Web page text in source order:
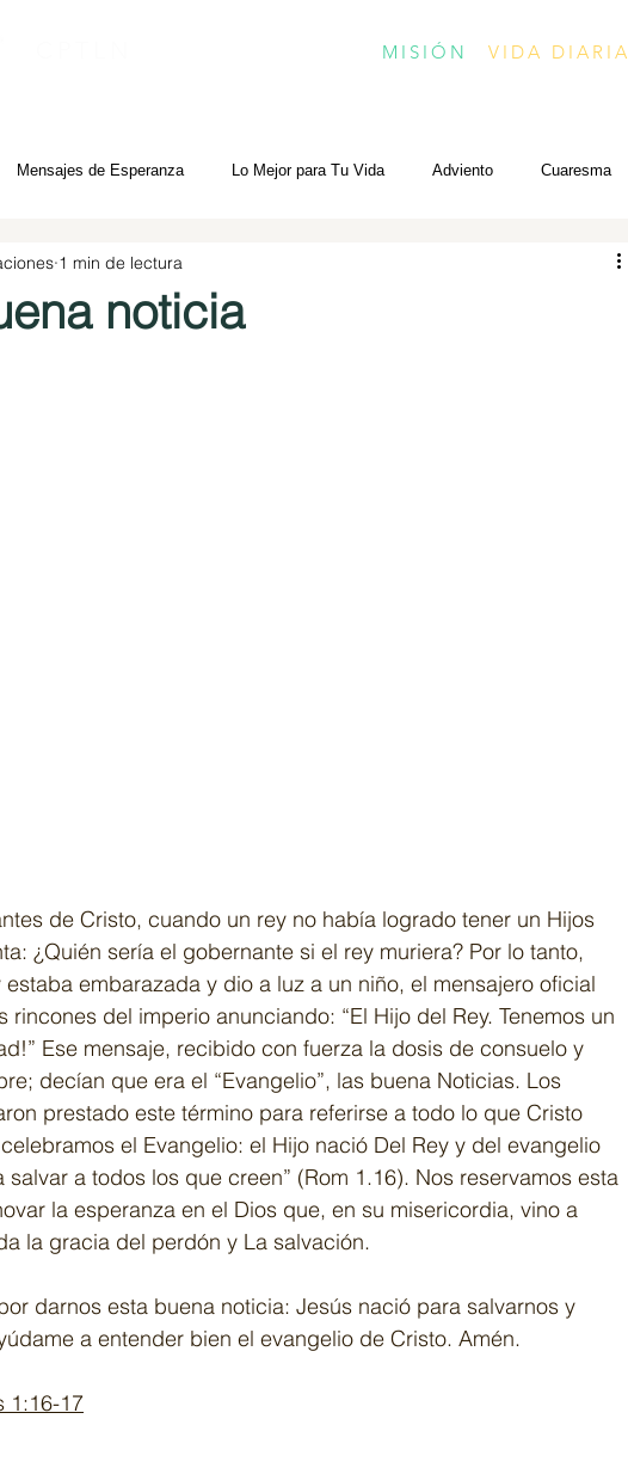
MISIÓN VIDA DIARIA
Mensajes de Esperanza Lo Mejor para Tu Vida Adviento Cuaresma
noticia
1 min de lectura
de Cristo, cuando un rey no había logrado tener un Hijos
¿Quién sería el gobernante si el rey muriera? Por lo tanto,
embarazada y dio a luz a un niño, el mensajero oficial
rincones del imperio anunciando: “El Hijo del Rey. Tenemos un
Ese mensaje, recibido con fuerza la dosis de consuelo y
decían que era el “Evangelio”, las buena Noticias. Los
prestado este término para referirse a todo lo que Cristo
el Evangelio: el Hijo nació Del Rey y del evangelio
a todos los que creen” (Rom 1.16). Nos reservamos esta
la esperanza en el Dios que, en su misericordia, vino a
la gracia del perdón y La salvación.
darnos esta buena noticia: Jesús nació para salvarnos y
a entender bien el evangelio de Cristo. Amén.
1:16-17